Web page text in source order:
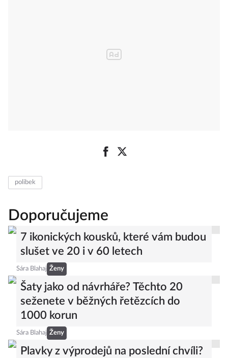
polibek
Doporučujeme
7 ikonických kousků, které vám budou
slušet ve 20 i v 60 letech
Sára Blahaj Ženy
Šaty jako od návrháře? Těchto 20
seženete v běžných řetězcích do
1000 korun
Sára Blahaj Ženy
Plavky z výprodejů na poslední chvíli?